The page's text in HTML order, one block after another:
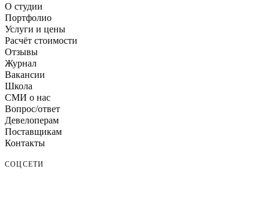
О студии
Портфолио
Услуги и цены
Расчёт стоимости
Отзывы
Журнал
Вакансии
Школа
СМИ о нас
Вопрос/ответ
Девелоперам
Поставщикам
Контакты
СОЦСЕТИ